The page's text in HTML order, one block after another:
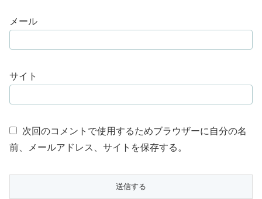
メール
サイト
次回のコメントで使用するためブラウザーに自分の名
前、メールアドレス、サイトを保存する。